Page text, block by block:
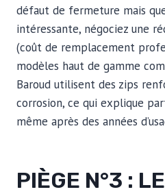
défaut de fermeture mais
intéressante, négociez une
(coût de remplacement
modèles haut de gamme
Baroud utilisent des zips
corrosion, ce qui explique
même après des années
PIÈGE N°3 :